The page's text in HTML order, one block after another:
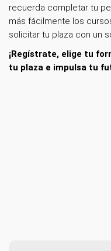
recuerda completar tu
más fácilmente los
solicitar tu plaza con un
¡Regístrate, elige tu
tu plaza e impulsa tu